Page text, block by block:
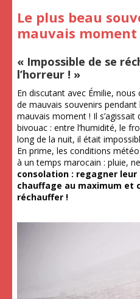
Le plus beau
mauvais moment
« Impossible de se
l’horreur ! »
En discutant avec Émilie, nous
de mauvais souvenirs
mauvais moment ! Il
bivouac : entre l’humidité, le
long de la nuit, il était
En prime, les conditions
à un temps marocain : pluie,
consolation : regagner
chauffage au maximum et
réchauffer !